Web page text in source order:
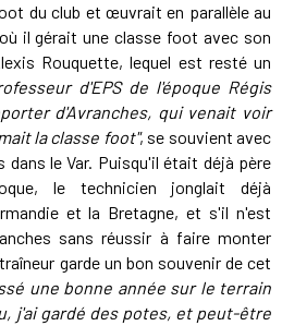
du club et œuvrait en parallèle au
il gérait une classe foot avec son
Rouquette, lequel est resté un
d'EPS de l'époque Régis
d'Avranches, qui venait voir
la classe foot", se souvient avec
dans le Var. Puisqu'il était déjà père
le technicien jonglait déjà
et la Bretagne, et s'il n'est
sans réussir à faire monter
garde un bon souvenir de cet
une bonne année sur le terrain
j'ai gardé des potes, et peut-être